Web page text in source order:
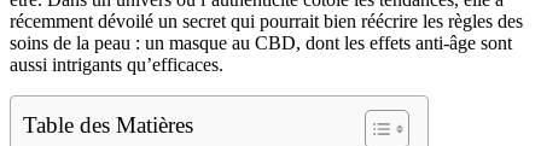
récemment dévoilé un secret qui pourrait bien réécrire les règles des
soins de la peau : un masque au CBD, dont les effets anti-âge sont
aussi intrigants qu’efficaces.
Table des Matières